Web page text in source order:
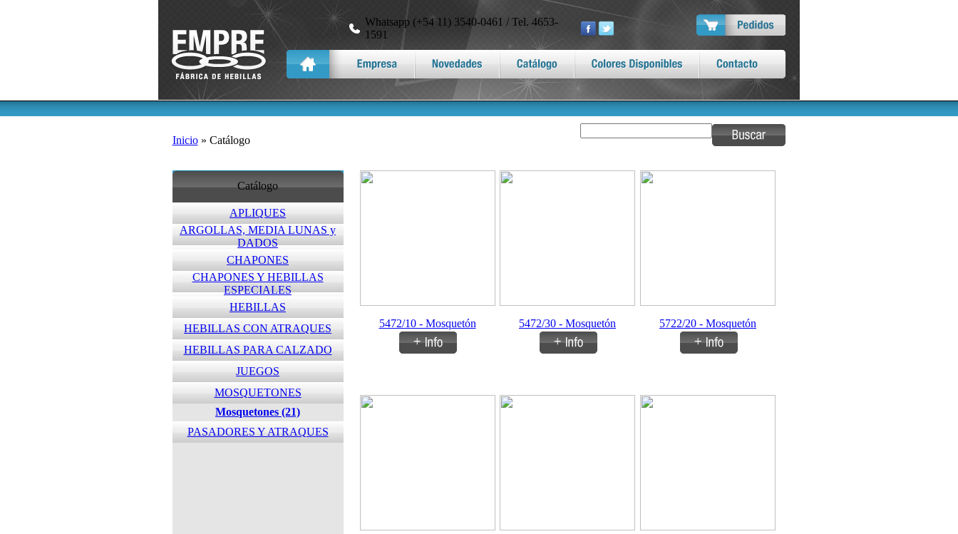
Whatsapp (+54 11) 3540-0461 / Tel. 4653-
1591
Inicio» Catálogo
Catálogo
APLIQUES
ARGOLLAS, MEDIA LUNAS y
DADOS
CHAPONES
CHAPONES Y HEBILLAS
ESPECIALES
HEBILLAS
HEBILLAS CON ATRAQUES
HEBILLAS PARA CALZADO
JUEGOS
MOSQUETONES
Mosquetones (21)
PASADORES Y ATRAQUES
5472/10 - Mosquetón 5472/30 - Mosquetón 5722/20 - Mosquetón